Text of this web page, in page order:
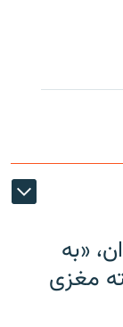
«به
مغزی